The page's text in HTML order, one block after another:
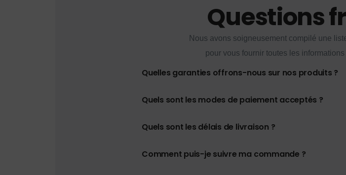
Questions
Nous avons soigneusement compilé une
pour vous fournir toutes les
Quelles garanties offrons-nous sur nos produits ?
Quels sont les modes de paiement acceptés ?
Quels sont les délais de livraison ?
Comment puis-je suivre ma commande ?